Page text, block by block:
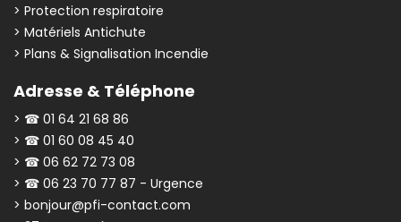
> Protection respiratoire
> Matériels Antichute
> Plans & Signalisation Incendie
Adresse & Téléphone
> ☎ 01 64 21 68 86
> ☎ 01 60 08 45 40
> ☎ 06 62 72 73 08
> ☎ 06 23 70 77 87 - Urgence
> bonjour@pfi-contact.com